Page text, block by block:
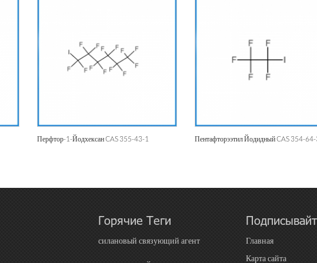
Перфтор-1-Йодхексан CAS 355-43-1 Пентафторээтил Йодидный CAS 354-
Горячие Теги
силановый связующий агент
Главная
Карта сайта